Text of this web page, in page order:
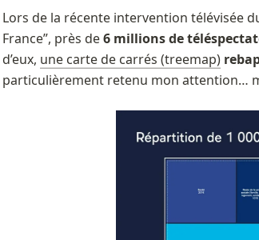
Lors de la récente intervention télévisée
France”, près de 6 millions de
d’eux, une carte de carrés (treemap)